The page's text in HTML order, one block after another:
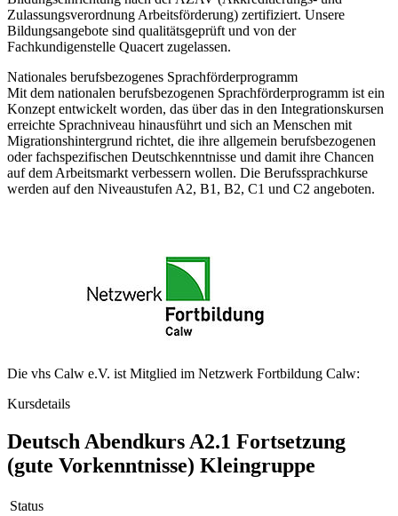
Zulassungsverordnung Arbeitsförderung) zertifiziert. Unsere
Bildungsangebote sind qualitätsgeprüft und von der
Fachkundigenstelle Quacert zugelassen.
Nationales berufsbezogenes Sprachförderprogramm
Mit dem nationalen berufsbezogenen Sprachförderprogramm ist ein
Konzept entwickelt worden, das über das in den Integrationskursen
erreichte Sprachniveau hinausführt und sich an Menschen mit
Migrationshintergrund richtet, die ihre allgemein berufsbezogenen
oder fachspezifischen Deutschkenntnisse und damit ihre Chancen
auf dem Arbeitsmarkt verbessern wollen. Die Berufssprachkurse
werden auf den Niveaustufen A2, B1, B2, C1 und C2 angeboten.
Die vhs Calw e.V. ist Mitglied im Netzwerk Fortbildung Calw:
Kursdetails
Deutsch Abendkurs A2.1 Fortsetzung
(gute Vorkenntnisse) Kleingruppe
Status